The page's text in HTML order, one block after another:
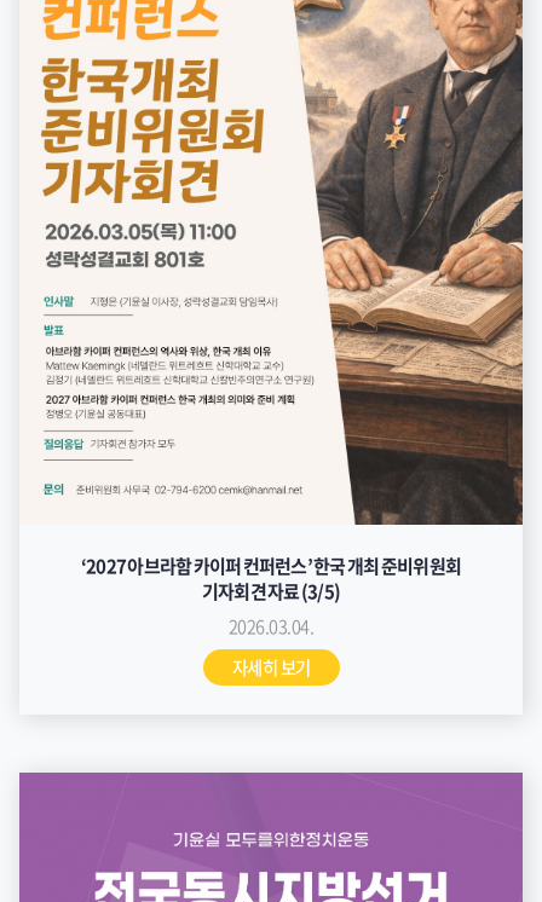
‘2027 아브라함 카이퍼 컨퍼런스’ 한국 개최 준비위원회
기자회견 자료 (3/5)
2026.03.04.
자세히 보기